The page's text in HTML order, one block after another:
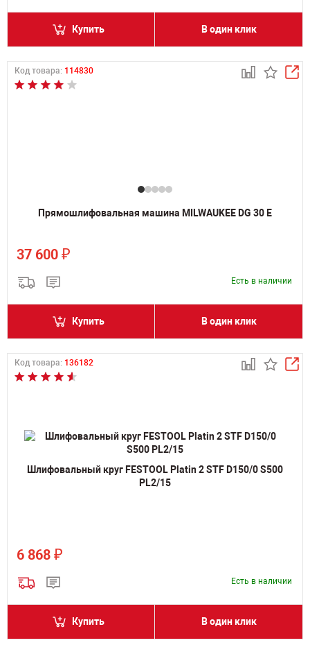
Купить В один клик
Код товара: 114830
Прямошлифовальная машина MILWAUKEE DG 30 E
37 600 ₽
Есть в наличии
Купить В один клик
Код товара: 136182
Шлифовальный круг FESTOOL Platin 2 STF D150/0 S500
PL2/15
6 868 ₽
Есть в наличии
Купить В один клик